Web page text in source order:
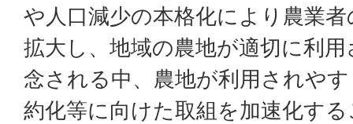
や人口減少の本格化により農業
拡大し、地域の農地が適切に利
念される中、農地が利用されや
約化等に向けた取組を加速化す